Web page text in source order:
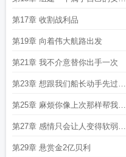
之所
第17章 收割战利品
第19章 向着伟大航路出发
第21章 我不介意替你出手一次
第23章 想跟我们船长动手先过我
这一关
第25章 麻烦你像上次那样帮我一
把
第27章 感情只会让人变得软弱无
能
第29章 悬赏金2亿贝利